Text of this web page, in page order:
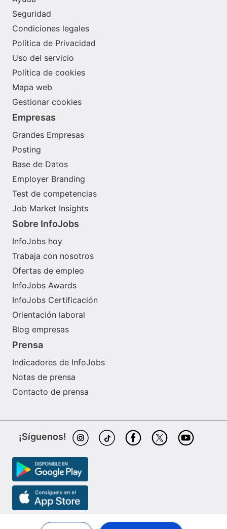
Seguridad
Condiciones legales
Política de Privacidad
Uso del servicio
Política de cookies
Mapa web
Gestionar cookies
Empresas
Grandes Empresas
Posting
Base de Datos
Employer Branding
Test de competencias
Job Market Insights
Sobre InfoJobs
InfoJobs hoy
Trabaja con nosotros
Ofertas de empleo
InfoJobs Awards
InfoJobs Certificación
Orientación laboral
Blog empresas
Prensa
Indicadores de InfoJobs
Notas de prensa
Contacto de prensa
¡Síguenos!